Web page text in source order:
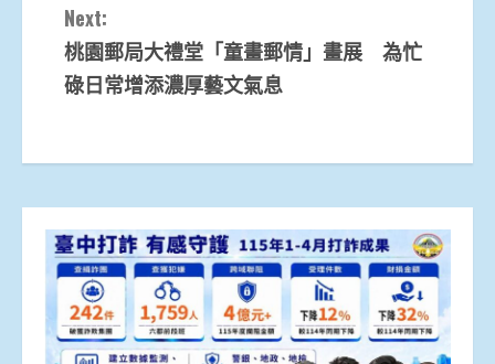
Next:
桃園郵局大禮堂「童畫郵情」畫展 為忙
碌日常增添濃厚藝文氣息